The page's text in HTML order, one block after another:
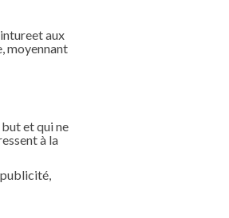
aux
moyennant
et qui ne
à la